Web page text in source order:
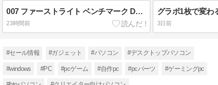
007 ファーストライト ベンチマーク DLSS4対応で伸びるのはどれ？
23時間前 3日前
#セール情報 #ガジェット #パソコン #デスクトップパソコン
#windows #PC #pcゲーム #自作pc #pcパーツ #ゲーミングpc